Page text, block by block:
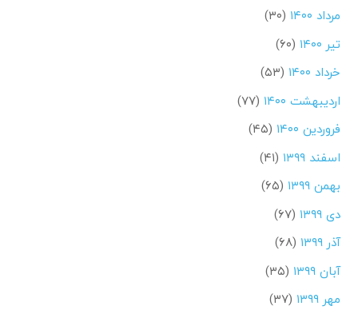
مرداد ۱۴۰۰
(۳۰)
تیر ۱۴۰۰
(۶۰)
خرداد ۱۴۰۰
(۵۳)
اردیبهشت ۱۴۰۰
(۷۷)
فروردین ۱۴۰۰
(۴۵)
اسفند ۱۳۹۹
(۴۱)
بهمن ۱۳۹۹
(۶۵)
دی ۱۳۹۹
(۶۷)
آذر ۱۳۹۹
(۶۸)
آبان ۱۳۹۹
(۳۵)
مهر ۱۳۹۹
(۳۷)